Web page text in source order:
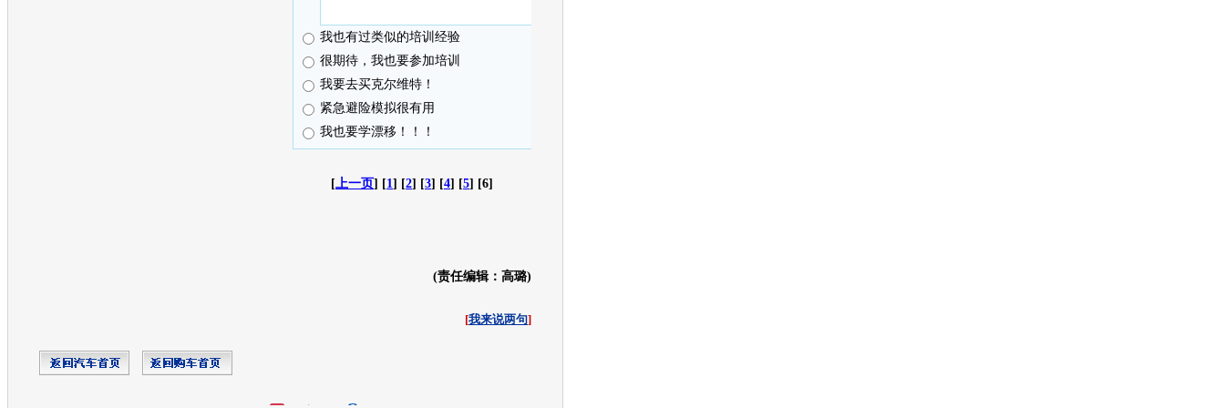
我也有过类似的培训经验
很期待，我也要参加培训
我要去买克尔维特！
紧急避险模拟很有用
我也要学漂移！！！
[ 上一页] [1 ] [2] [3] [4] [5] [6]
(责任编辑：高璐)
[我来说两句]